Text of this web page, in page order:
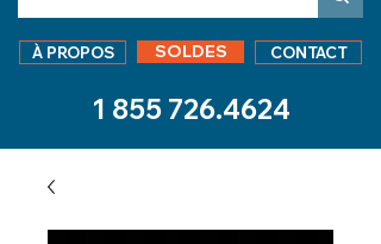
À PROPOS SOLDES CONTACT
1 855 726.4624